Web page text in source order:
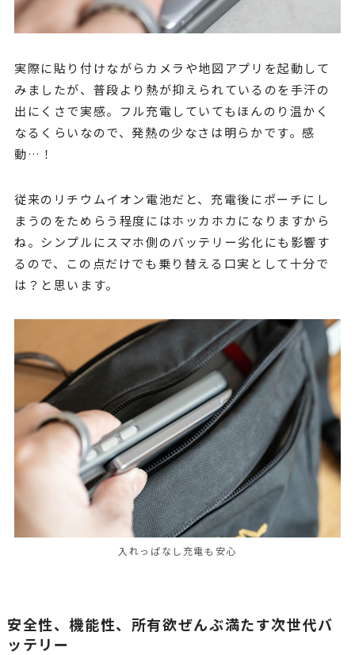
実際に貼り付けながらカメラや地図アプリを起動して
みましたが、普段より熱が抑えられているのを手汗の
出にくさで実感。フル充電していてもほんのり温かく
なるくらいなので、発熱の少なさは明らかです。感
動…！
従来のリチウムイオン電池だと、充電後にポーチにし
まうのをためらう程度にはホッカホカになりますから
ね。シンプルにスマホ側のバッテリー劣化にも影響す
るので、この点だけでも乗り替える口実として十分で
は？と思います。
入れっぱなし充電も安心
安全性、機能性、所有欲ぜんぶ満たす次世代バ
ッテリー